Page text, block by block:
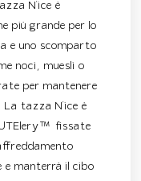
N’ice è
più grande per lo
e uno scomparto
noci, muesli o
per mantenere
tazza N’ice è
fissate
manterrà il cibo